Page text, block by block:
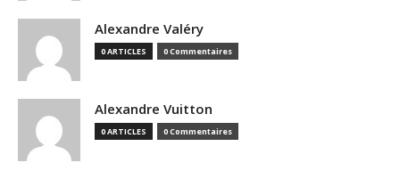
Alexandre Valéry
0 ARTICLES 0 Commentaires
Alexandre Vuitton
0 ARTICLES 0 Commentaires